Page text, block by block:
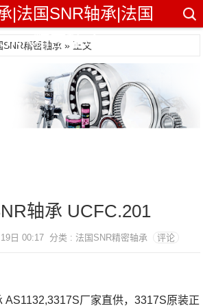
|法国SNR轴承|法国
SNR精密轴承
SNR精密轴承 » 正文
轴承 UCFC.201
日 00:17 分类 : 法国SNR精密轴承 评论
AS1132,3317S厂家直供，3317S原装正